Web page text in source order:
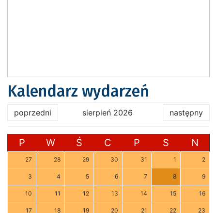
Kalendarz wydarzeń
poprzedni sierpień 2026 następny
P W Ś C P S N
27 28 29 30 31 1 2
3 4 5 6 7 8 9
10 11 12 13 14 15 16
17 18 19 20 21 22 23